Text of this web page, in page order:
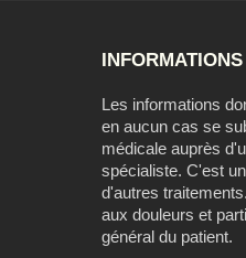
Les informations
en aucun cas se
médicale auprès
spécialiste. C'est
d'autres
aux douleurs et
général du patient.